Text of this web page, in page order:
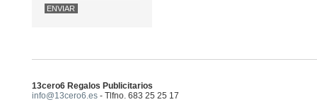
13cero6 Regalos Publicitarios
info@13cero6.es - Tlfno. 683 25 25 17